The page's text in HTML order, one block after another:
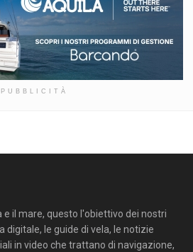
PUBBLICITÀ
e il mare, questo l'obiettivo dei nostri
digitale, le guide di vela, le notizie
in video che trattano di navigazione,